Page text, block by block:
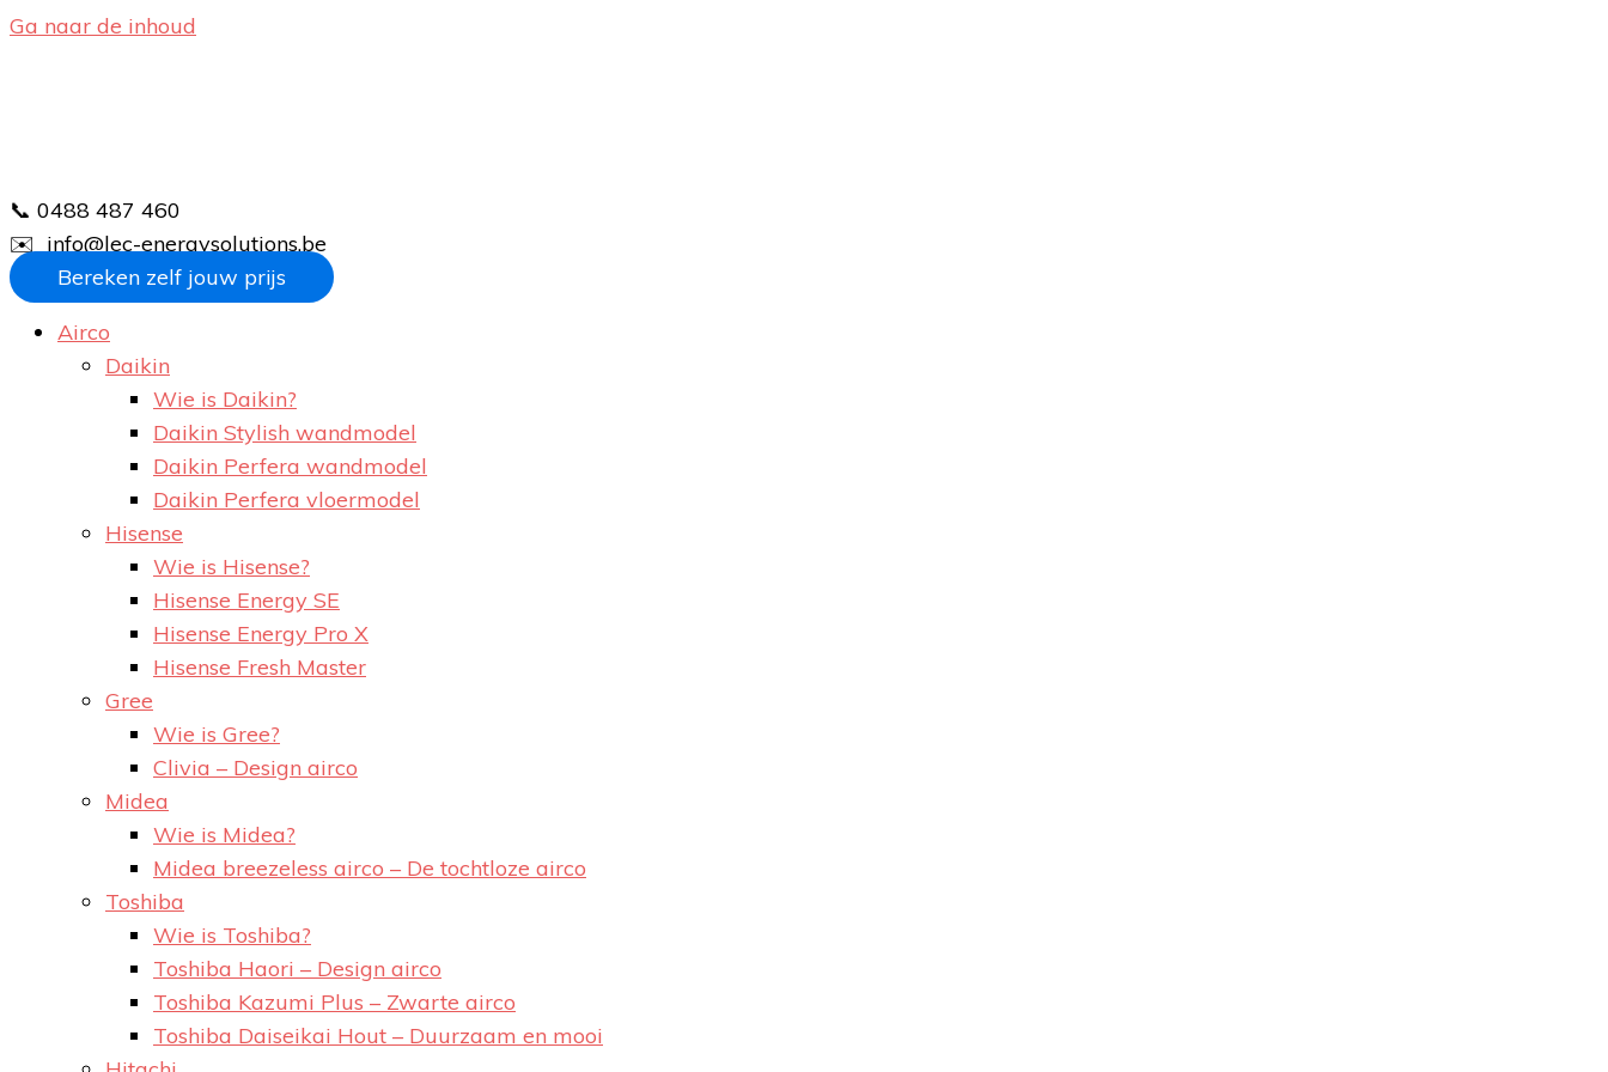
Ga naar de inhoud
📞 0488 487 460
✉️ info@lec-energysolutions.be
Bereken zelf jouw prijs
Airco
Daikin
Wie is Daikin?
Daikin Stylish wandmodel
Daikin Perfera wandmodel
Daikin Perfera vloermodel
Hisense
Wie is Hisense?
Hisense Energy SE
Hisense Energy Pro X
Hisense Fresh Master
Gree
Wie is Gree?
Clivia – Design airco
Midea
Wie is Midea?
Midea breezeless airco – De tochtloze airco
Toshiba
Wie is Toshiba?
Toshiba Haori – Design airco
Toshiba Kazumi Plus – Zwarte airco
Toshiba Daiseikai Hout – Duurzaam en mooi